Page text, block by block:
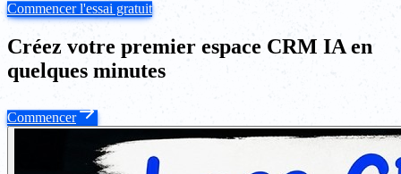
Commencer l'essai gratuit
Créez votre premier espace CRM IA en
quelques minutes
Commencer